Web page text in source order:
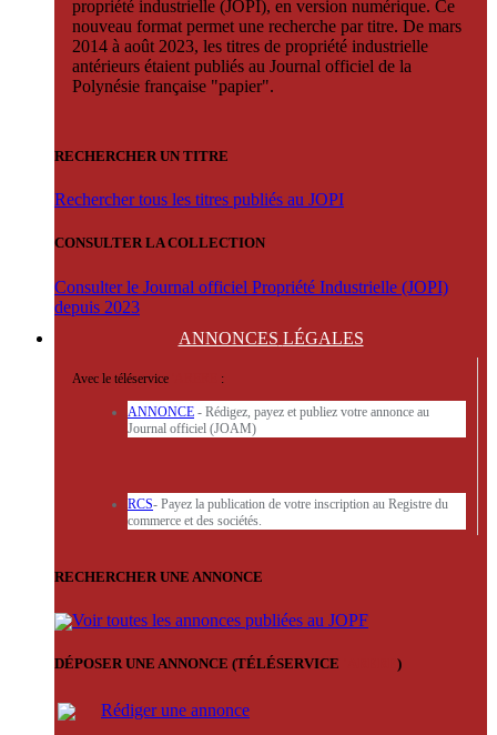
propriété industrielle (JOPI), en version numérique. Ce
nouveau format permet une recherche par titre. De mars
2014 à août 2023, les titres de propriété industrielle
antérieurs étaient publiés au Journal officiel de la
Polynésie française "papier".
RECHERCHER UN TITRE
Rechercher tous les titres publiés au JOPI
CONSULTER LA COLLECTION
Consulter le Journal officiel Propriété Industrielle (JOPI)
depuis 2023
ANNONCES LÉGALES
Avec le téléservice :
ANNONCE - Rédigez, payez et publiez votre annonce au
Journal officiel (JOAM)
RCS- Payez la publication de votre inscription au Registre du
commerce et des sociétés.
RECHERCHER UNE ANNONCE
Voir toutes les annonces publiées au JOPF
DÉPOSER UNE ANNONCE (TÉLÉSERVICE )
Rédiger une annonce